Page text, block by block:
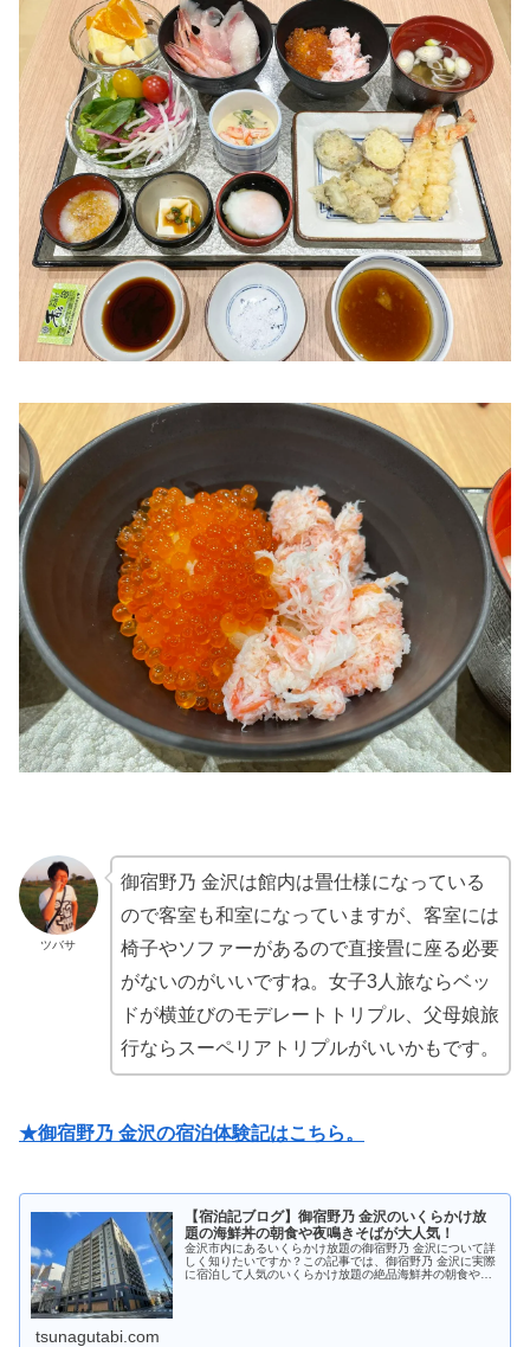
ツバサ
御宿野乃 金沢は館内は畳仕様になっている
ので客室も和室になっていますが、客室には
椅子やソファーがあるので直接畳に座る必要
がないのがいいですね。女子3人旅ならベッ
ドが横並びのモデレートトリプル、父母娘旅
行ならスーペリアトリプルがいいかもです。
★御宿野乃 金沢の宿泊体験記はこちら。
【宿泊記ブログ】御宿野乃 金沢のいくらかけ放
題の海鮮丼の朝食や夜鳴きそばが大人気！
金沢市内にあるいくらかけ放題の御宿野乃 金沢について詳
しく知りたいですか？この記事では、御宿野乃 金沢に実際
に宿泊して人気のいくらかけ放題の絶品海鮮丼の朝食や夜
tsunagutabi.com